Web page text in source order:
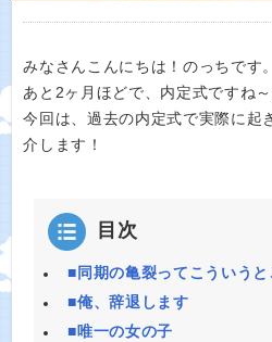
みなさんこんにちは！のっちです。
あと2ヶ月ほどで、内定式ですね
今回は、過去の内定式で実際に起
介します！
目次
■同期の亀裂ってこういう
■俺、辞退します
■唯一の女の子